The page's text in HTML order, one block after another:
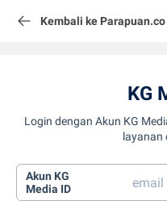
Kembali ke Parapuan.co
KG
Login dengan Akun KG
layanan
Akun KG
Media ID